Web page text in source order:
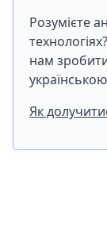
Розумієте
нам
Як